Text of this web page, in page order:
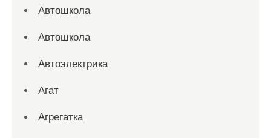
Автошкола
Автошкола
Автоэлектрика
Агат
Агрегатка